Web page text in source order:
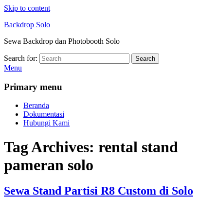
Skip to content
Backdrop Solo
Sewa Backdrop dan Photobooth Solo
Search for: Search
Menu
Primary menu
Beranda
Dokumentasi
Hubungi Kami
Tag Archives: rental stand
pameran solo
Sewa Stand Partisi R8 Custom di Solo